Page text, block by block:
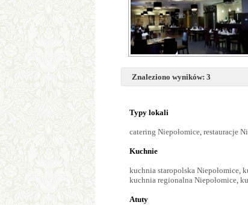
Znaleziono wyników: 3
Typy lokali
catering Niepołomice, restauracje
Kuchnie
kuchnia staropolska Niepołomice,
kuchnia regionalna Niepołomice,
Atuty